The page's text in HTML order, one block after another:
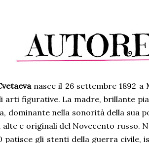
nasce il 26 settembre 1892 a
arti figurative. La madre, brillante
dominante nella sonorità della sua
alte e originali del Novecento russo.
patisce gli stenti della guerra civile,